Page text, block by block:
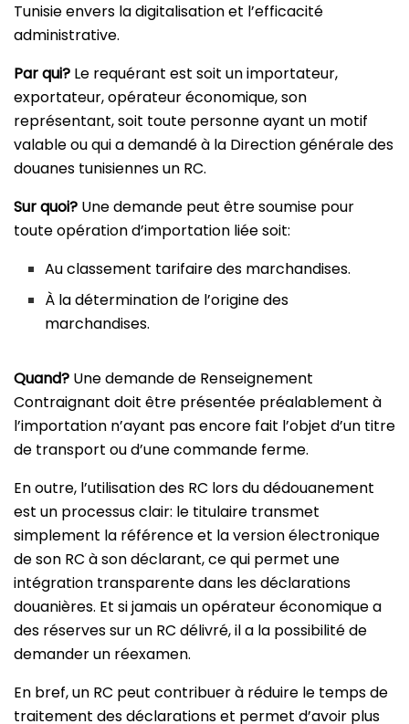
Tunisie envers la digitalisation et l’efficacité
administrative.
Par qui? Le requérant est soit un importateur,
exportateur, opérateur économique, son
représentant, soit toute personne ayant un motif
valable ou qui a demandé à la Direction générale des
douanes tunisiennes un RC.
Sur quoi? Une demande peut être soumise pour
toute opération d’importation liée soit:
Au classement tarifaire des marchandises.
À la détermination de l’origine des
marchandises.
Quand? Une demande de Renseignement
Contraignant doit être présentée préalablement à
l’importation n’ayant pas encore fait l’objet d’un titre
de transport ou d’une commande ferme.
En outre, l’utilisation des RC lors du dédouanement
est un processus clair: le titulaire transmet
simplement la référence et la version électronique
de son RC à son déclarant, ce qui permet une
intégration transparente dans les déclarations
douanières. Et si jamais un opérateur économique a
des réserves sur un RC délivré, il a la possibilité de
demander un réexamen.
En bref, un RC peut contribuer à réduire le temps de
traitement des déclarations et permet d’avoir plus